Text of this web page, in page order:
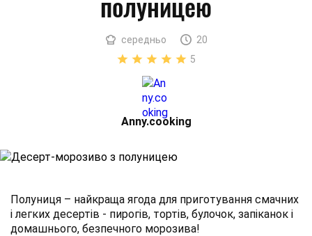
середньо
20
5
Аnny.cooking
Полуниця – найкраща ягода для приготування смачних
і легких десертів - пирогів, тортів, булочок, запіканок і
домашнього, безпечного морозива!